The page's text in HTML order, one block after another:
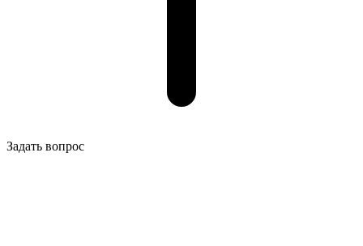
Задать вопрос